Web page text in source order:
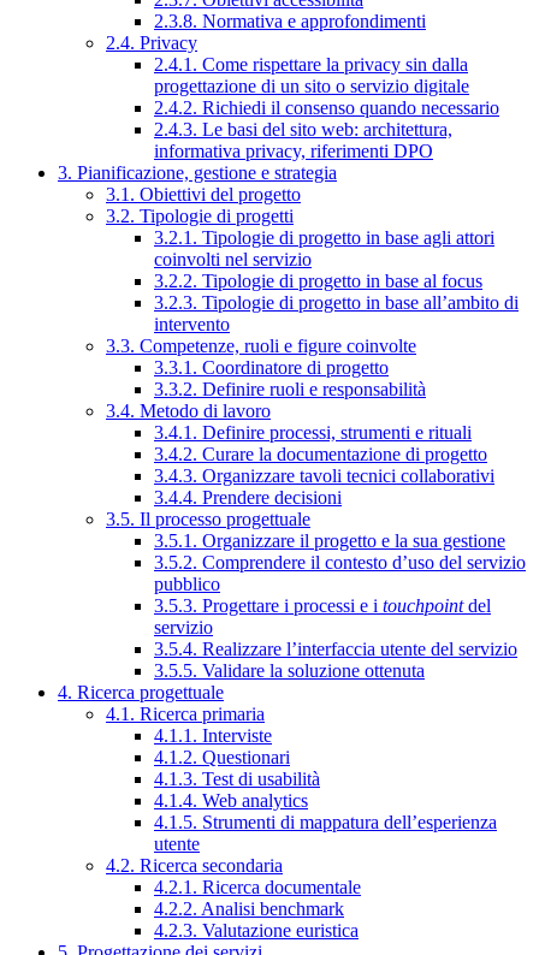
2.3.8. Normativa e approfondimenti
2.4. Privacy
2.4.1. Come rispettare la privacy sin dalla
progettazione di un sito o servizio digitale
2.4.2. Richiedi il consenso quando necessario
2.4.3. Le basi del sito web: architettura,
informativa privacy, riferimenti DPO
3. Pianificazione, gestione e strategia
3.1. Obiettivi del progetto
3.2. Tipologie di progetti
3.2.1. Tipologie di progetto in base agli attori
coinvolti nel servizio
3.2.2. Tipologie di progetto in base al focus
3.2.3. Tipologie di progetto in base all’ambito di
intervento
3.3. Competenze, ruoli e figure coinvolte
3.3.1. Coordinatore di progetto
3.3.2. Definire ruoli e responsabilità
3.4. Metodo di lavoro
3.4.1. Definire processi, strumenti e rituali
3.4.2. Curare la documentazione di progetto
3.4.3. Organizzare tavoli tecnici collaborativi
3.4.4. Prendere decisioni
3.5. Il processo progettuale
3.5.1. Organizzare il progetto e la sua gestione
3.5.2. Comprendere il contesto d’uso del servizio
pubblico
3.5.3. Progettare i processi e i touchpointdel
servizio
3.5.4. Realizzare l’interfaccia utente del servizio
3.5.5. Validare la soluzione ottenuta
4. Ricerca progettuale
4.1. Ricerca primaria
4.1.1. Interviste
4.1.2. Questionari
4.1.3. Test di usabilità
4.1.4. Web analytics
4.1.5. Strumenti di mappatura dell’esperienza
utente
4.2. Ricerca secondaria
4.2.1. Ricerca documentale
4.2.2. Analisi benchmark
4.2.3. Valutazione euristica